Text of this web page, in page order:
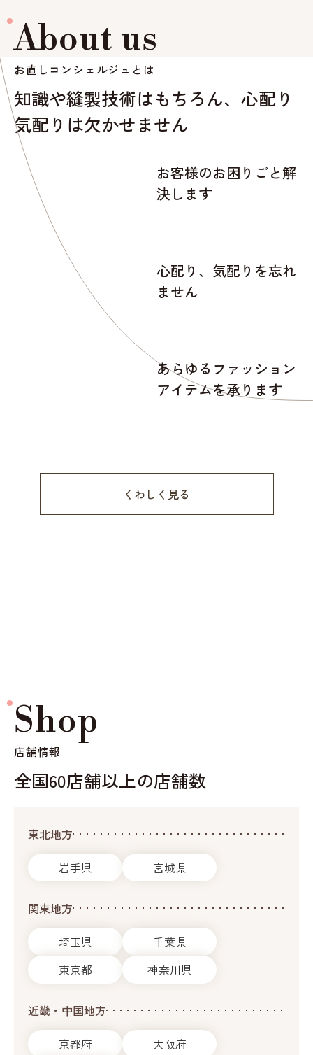
About us
お直しコンシェルジュとは
知識や縫製技術はもちろん、心配り
気配りは欠かせません
お客様のお困りごと解
決します
心配り、気配りを忘れ
ません
あらゆるファッション
アイテムを承ります
くわしく見る
Shop
店舗情報
全国60店舗以上の店舗数
東北地方
岩手県
宮城県
関東地方
埼玉県
千葉県
東京都
神奈川県
近畿・中国地方
京都府
大阪府